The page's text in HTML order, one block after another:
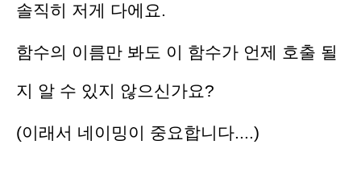
솔직히 저게 다에요.
함수의 이름만 봐도 이 함수가 언제 호출 될
지 알 수 있지 않으신가요?
(이래서 네이밍이 중요합니다....)